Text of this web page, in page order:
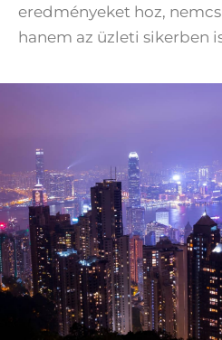
eredményeket hoz,
hanem az üzleti sikerben